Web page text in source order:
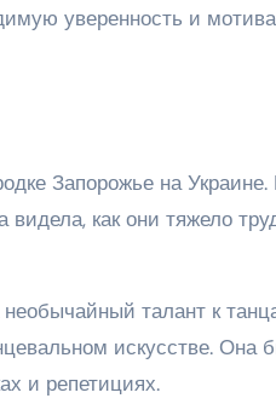
уверенность и
Запорожье на
как они тяжело
необычайный талант к
искусстве. Она
и репетициях.